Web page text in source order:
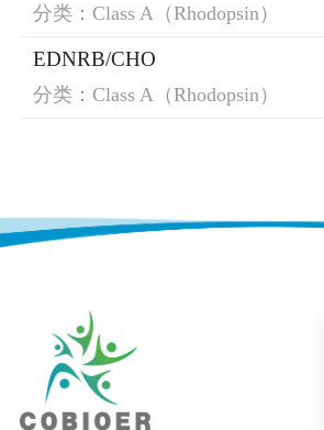
分类：Class A（Rhodopsin）
EDNRB/CHO
分类：Class A（Rhodopsin）